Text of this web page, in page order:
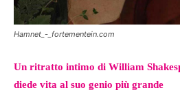
Hamnet_-_fortementein.com
Un ritratto intimo di William
diede vita al suo genio più grande